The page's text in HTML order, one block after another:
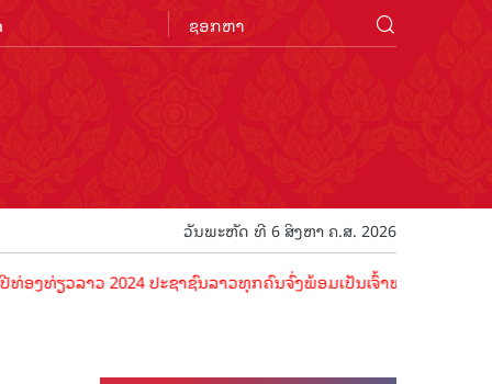
ວັນພະຫັດ ທີ 6 ສິງຫາ ຄ.ສ. 2026
ລາວ 2024 ປະຊາຊົນລາວທຸກຄົນຈົ່ງພ້ອມເປັນເຈົ້າພາບທີ່ດີ ຕ້ອນຮັບນັກທ່